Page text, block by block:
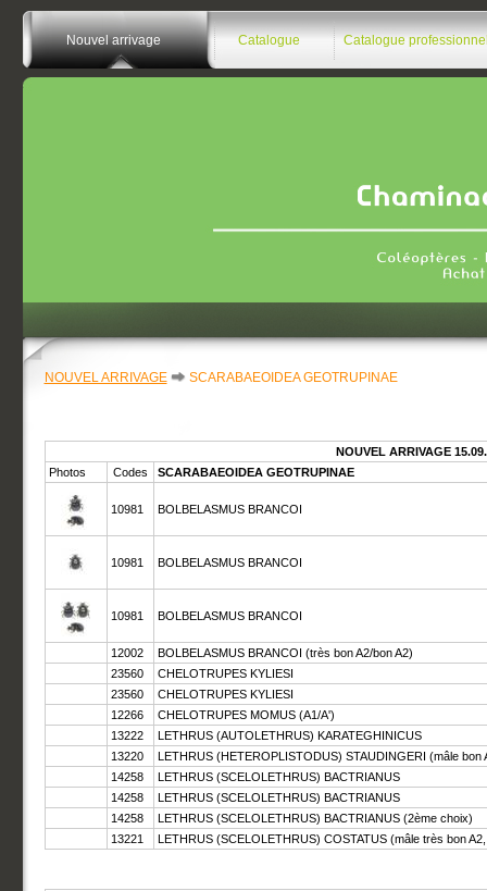
Nouvel arrivage Catalogue Catalogue
NOUVEL ARRIVAGE SCARABAEOIDEA GEOTRUPINAE
NOUVEL ARRIVAGE
Photos
Codes SCARABAEOIDEA GEOTRUPINAE
10981 BOLBELASMUS BRANCOI
10981 BOLBELASMUS BRANCOI
10981 BOLBELASMUS BRANCOI
12002
BOLBELASMUS BRANCOI (très bon A2/bon A2)
23560
CHELOTRUPES KYLIESI
23560
CHELOTRUPES KYLIESI
12266
CHELOTRUPES MOMUS (A1/A')
13222
LETHRUS (AUTOLETHRUS) KARATEGHINICUS
13220
LETHRUS (HETEROPLISTODUS) STAUDINGERI (mâle bon
14258
LETHRUS (SCELOLETHRUS) BACTRIANUS
14258
LETHRUS (SCELOLETHRUS) BACTRIANUS
14258
LETHRUS (SCELOLETHRUS) BACTRIANUS (2ème choix)
13221
LETHRUS (SCELOLETHRUS) COSTATUS (mâle très bon A2,